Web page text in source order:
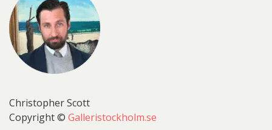
Christopher Scott
Copyright © Galleristockholm.se